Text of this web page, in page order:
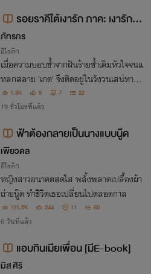
รอยราคีใต้เงารัก ภาค: เงารักรา
คีใจ
ภัทรกร
อีโรติก
เมื่อความบอบช้ำจากฝันร้ายซ้ำเติมหัวใจจนแ
หลกสลาย 'เกต' จึงติดอยู่ในวังวนเสน่หาแล
ะตราบาป ระหว่างชู้รักผู้แสนดี อัศวินขี่ม้าขาว
ที่แอบรัก และทอมสาวสวยที่ซ่อนความลับไ
1.3K 9 7 22
19 ชั่วโมงที่แล้ว
ฟ้าต้องกลายเป็นนางแบบนู๊ด
เพียวดล
อีโรติก
หญิงสาวอนาคตสดใส พลั้งพลาดเปลื้องผ้า
ถ่ายนู๊ด ทำชีวิตเธอเปลี่ยนไปตลอดกาล
121.5K 244 11 60
6 วันที่แล้ว
แอบกินเมียเพื่อน [มีE-book]
มิส ศิริ